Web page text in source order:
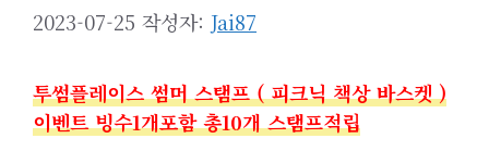
2023-07-25 작성자: Jai87
투썸플레이스 썸머 스탬프 ( 피크닉 책상 바스켓 )
이벤트 빙수1개포함 총10개 스탬프적립